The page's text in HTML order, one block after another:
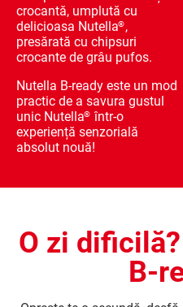
crocantă, umplută cu
delicioasa Nutella®,
presărată cu chipsuri
crocante de grâu pufos.
Nutella B-ready este un mod
practic de a savura gustul
unic Nutella® într-o
experiență senzorială
absolut nouă!
O zi
B-